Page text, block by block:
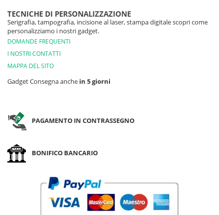
TECNICHE DI PERSONALIZZAZIONE
Serigrafia, tampografia, incisione al laser, stampa digitale scopri come
personalizziamo i nostri gadget.
DOMANDE FREQUENTI
I NOSTRI CONTATTI
MAPPA DEL SITO
Gadget Consegna anche in 5 giorni
PAGAMENTO IN CONTRASSEGNO
BONIFICO BANCARIO